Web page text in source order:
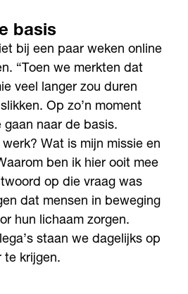
basis
bij een paar weken online
“Toen we merkten dat
veel langer zou duren
Op zo’n moment
naar de basis.
Wat is mijn missie en
ben ik hier ooit mee
op die vraag was
dat mensen in beweging
hun lichaam zorgen.
staan we dagelijks op
te krijgen.